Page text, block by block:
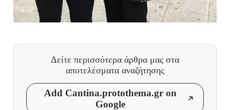
Δείτε περισσότερα άρθρα μας στα
αποτελέσματα αναζήτησης
Add Cantina.protothema.gr on
Google